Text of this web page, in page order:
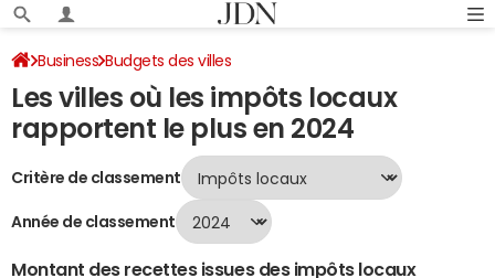
Business Budgets des villes
Classement 2024 des villes par impôts locaux Page 617
Les villes où les impôts locaux
rapportent le plus en 2024
Critère de classement
Année de classement
Montant des recettes issues des impôts locaux